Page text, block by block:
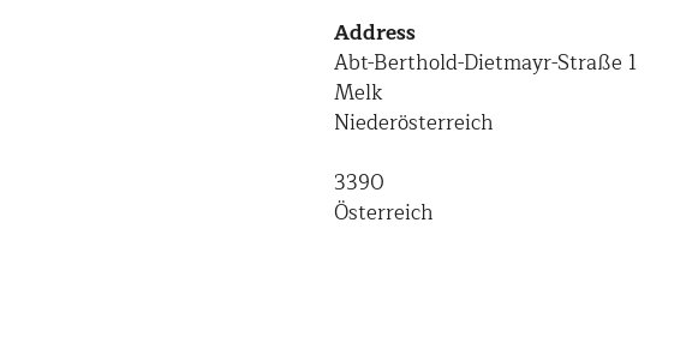
Address
Abt-Berthold-Dietmayr-Straße 1
Melk
Niederösterreich
3390
Österreich